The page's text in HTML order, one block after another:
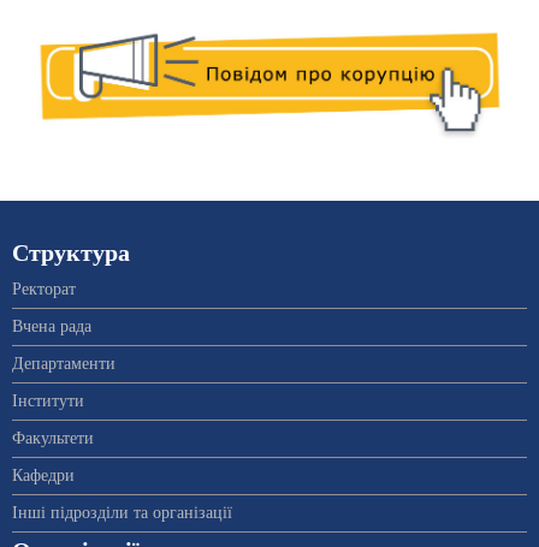
Структура
Ректорат
Вчена рада
Департаменти
Інститути
Факультети
Кафедри
Інші підрозділи та організації